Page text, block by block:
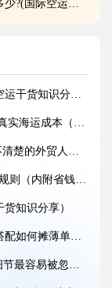
运干货知识分享)
货知识分享）
干货知识分享）
贸人看过来）
干货知识分享）
干货知识分享）
货知识分享）
干货知识分享）
逊卖家必看篇)
货知识分享）
海运干货知识分享）
外贸人看过来)
省钱实操技巧）
知识分享）
际空运干货知识分享）
电商卖家请注意）